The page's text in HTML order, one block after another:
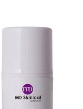
原
格：
NT$2,300。